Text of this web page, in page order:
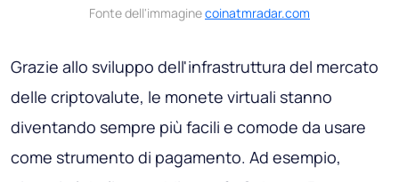
Fonte dell'immaginecoinatmradar.com
Grazie allo sviluppo dell'infrastruttura del mercato
delle criptovalute, le monete virtuali stanno
diventando sempre più facili e comode da usare
come strumento di pagamento. Ad esempio,